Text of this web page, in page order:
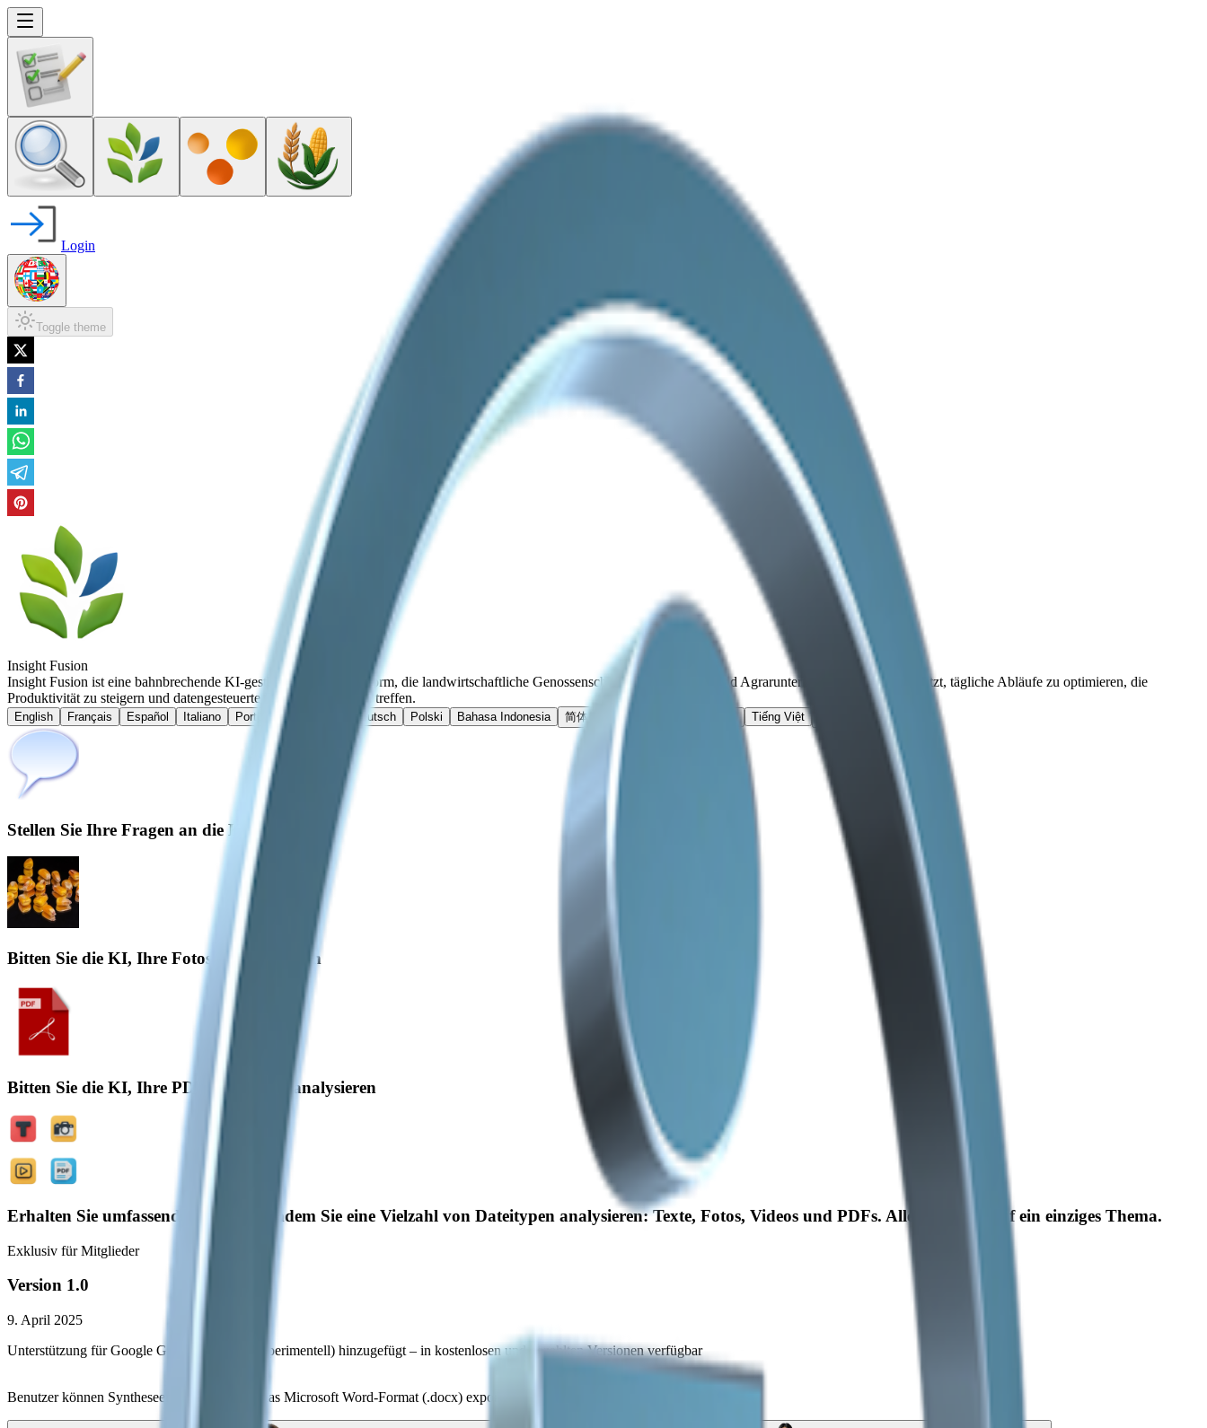
Login
Toggle theme
Insight Fusion
Insight Fusion ist eine bahnbrechende KI-gestützte Analyseplattform, die landwirtschaftliche Genossenschaften, Kleinbauern und Agrarunternehmen dabei unterstützt, tägliche Abläufe zu optimieren, die
Produktivität zu steigern und datengesteuerte Entscheidungen zu treffen.
English Français Español Italiano Português brasileiro Deutsch Polski Bahasa Indonesia 简体中文 한국인 Tiếng Việt Türkçe
Stellen Sie Ihre Fragen an die KI
Bitten Sie die KI, Ihre Fotos zu analysieren
Bitten Sie die KI, Ihre PDF-Dateien zu analysieren
Erhalten Sie umfassende Einblicke, indem Sie eine Vielzahl von Dateitypen analysieren: Texte, Fotos, Videos und PDFs. Alles zentriert auf ein einziges Thema.
Exklusiv für Mitglieder
Version 1.0
9. April 2025
Unterstützung für Google Gemini 2.5 Pro (Experimentell) hinzugefügt – in kostenlosen und bezahlten Versionen verfügbar
Benutzer können Syntheseergebnisse nun in das Microsoft Word-Format (.docx) exportieren